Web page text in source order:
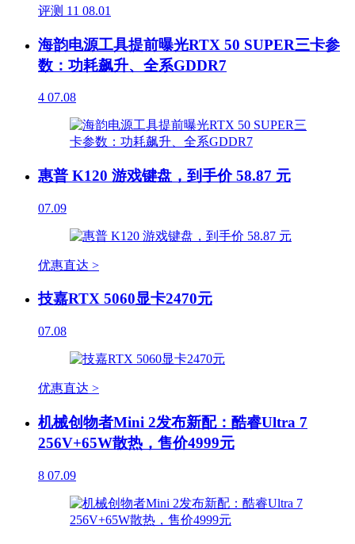
评测 11 08.01
海韵电源工具提前曝光RTX 50 SUPER三卡参
数：功耗飙升、全系GDDR7
4 07.08
惠普 K120 游戏键盘，到手价 58.87 元
07.09
优惠直达 >
技嘉RTX 5060显卡2470元
07.08
优惠直达 >
机械创物者Mini 2发布新配：酷睿Ultra 7
256V+65W散热，售价4999元
8 07.09